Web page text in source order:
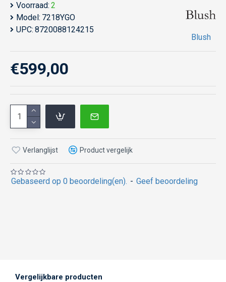
Voorraad: 2
Model: 7218YGO
UPC: 8720088124215
Blush
Gebaseerd op 0 beoordeling(en). - Geef beoordeling
€599,00
Verlanglijst Product vergelijk
Vergelijkbare producten